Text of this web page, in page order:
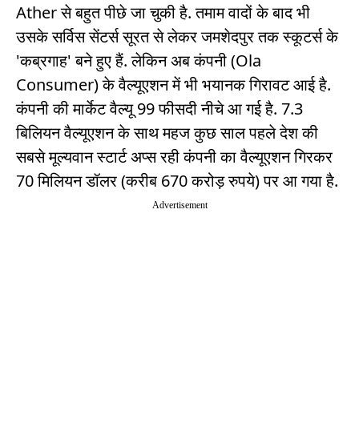
Ather से बहुत पीछे जा चुकी है. तमाम वादों के बाद भी
उसके सर्विस सेंटर्स सूरत से लेकर जमशेदपुर तक स्कूटर्स के
'कब्रगाह' बने हुए हैं. लेकिन अब कंपनी (Ola
Consumer) के वैल्यूएशन में भी भयानक गिरावट आई है.
कंपनी की मार्केट वैल्यू 99 फीसदी नीचे आ गई है. 7.3
बिलियन वैल्यूएशन के साथ महज कुछ साल पहले देश की
सबसे मूल्यवान स्टार्ट अप्स रही कंपनी का वैल्यूएशन गिरकर
70 मिलियन डॉलर (करीब 670 करोड़ रुपये) पर आ गया है.
Advertisement